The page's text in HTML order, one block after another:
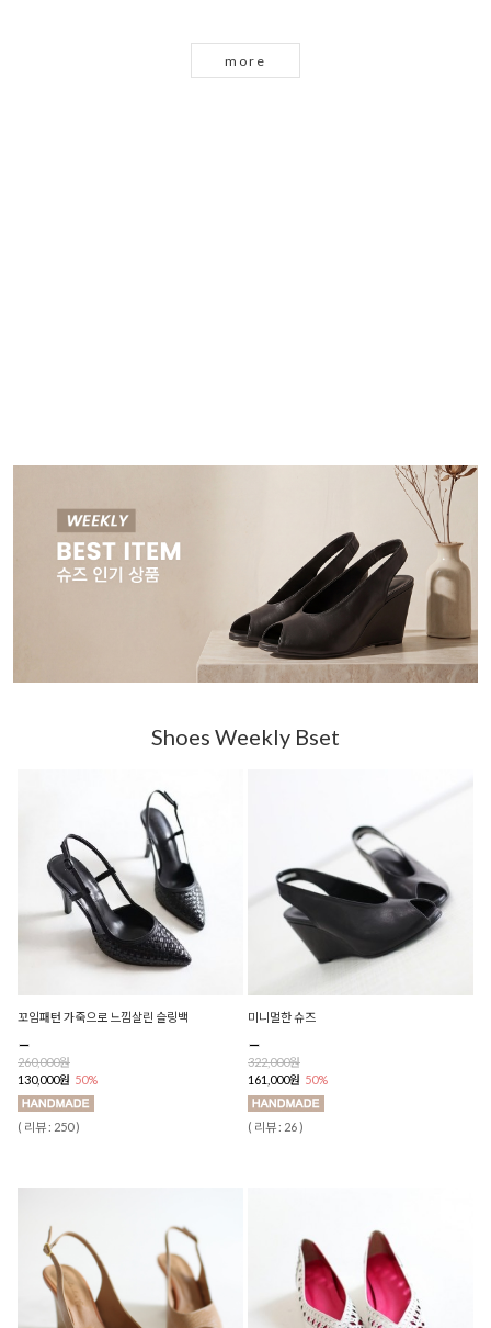
more
Shoes Weekly Bset
꼬임패턴 가죽으로 느낌살린 슬링백
260,000원
130,000원 50%
( 리뷰 : 250 )
미니멀한 슈즈
322,000원
161,000원 50%
( 리뷰 : 26 )